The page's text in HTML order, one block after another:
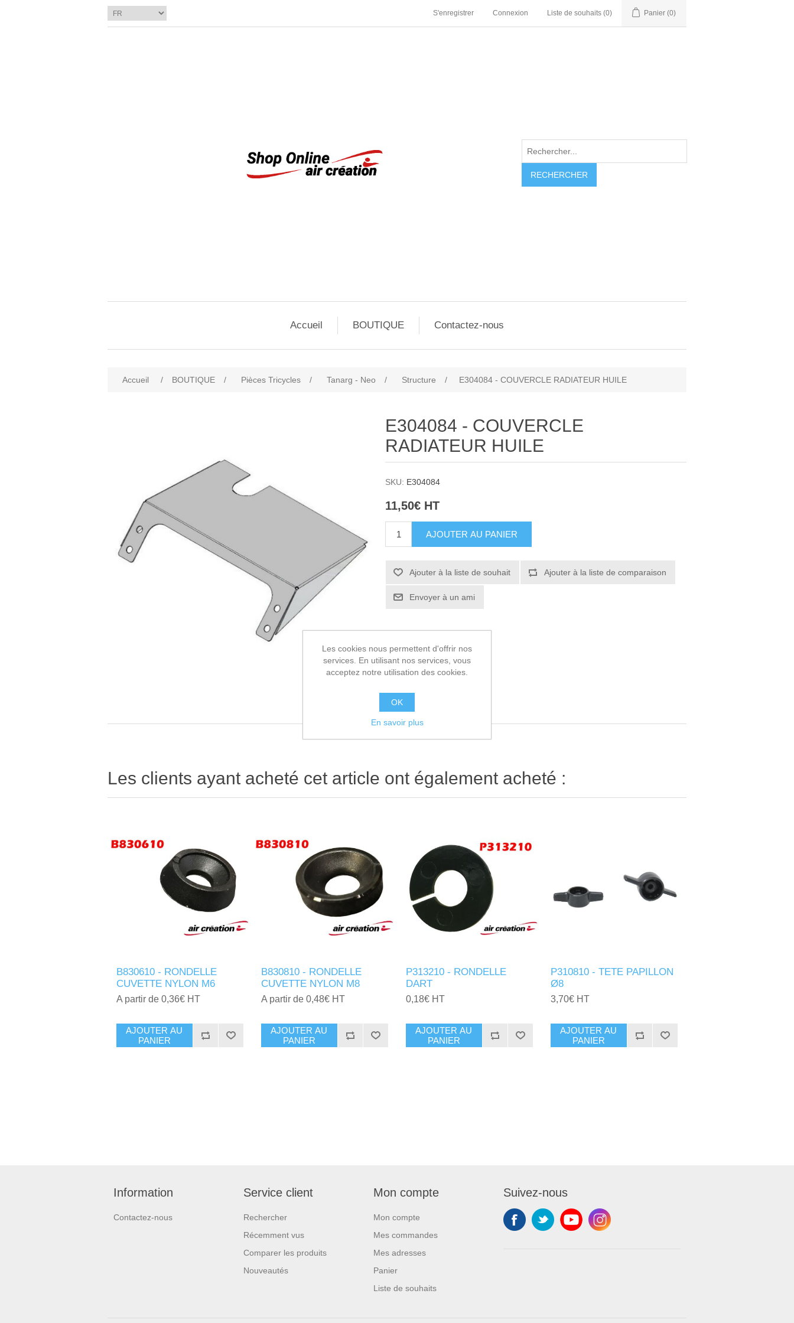
S'enregistrer Connexion Liste de souhaits (0) Panier (0)
RECHERCHER
Accueil BOUTIQUE Contactez-nous
Accueil / BOUTIQUE / Pièces Tricycles / Tanarg - Neo / Structure / E304084 - COUVERCLE RADIATEUR HUILE
E304084 - COUVERCLE
RADIATEUR HUILE
SKU: E304084
11,50€ HT
AJOUTER AU PANIER
Ajouter à la liste de souhait Ajouter à la liste de comparaison
Envoyer à un ami
Les clients ayant acheté cet article ont également acheté :
B830610 - RONDELLE
CUVETTE NYLON M6
A partir de 0,36€ HT
AJOUTER AU
PANIER
B830810 - RONDELLE
CUVETTE NYLON M8
A partir de 0,48€ HT
AJOUTER AU
PANIER
P313210 - RONDELLE
DART
0,18€ HT
AJOUTER AU
PANIER
P310810 - TETE PAPILLON
Ø8
3,70€ HT
AJOUTER AU
PANIER
Information
Contactez-nous
Service client
Rechercher
Récemment vus
Comparer les produits
Nouveautés
Mon compte
Mon compte
Mes commandes
Mes adresses
Panier
Liste de souhaits
Suivez-nous
Les cookies nous permettent d'offrir nos
services. En utilisant nos services, vous
acceptez notre utilisation des cookies.
OK
En savoir plus